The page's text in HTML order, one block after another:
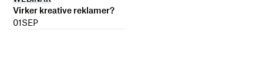
Virker kreative reklamer?
01SEP